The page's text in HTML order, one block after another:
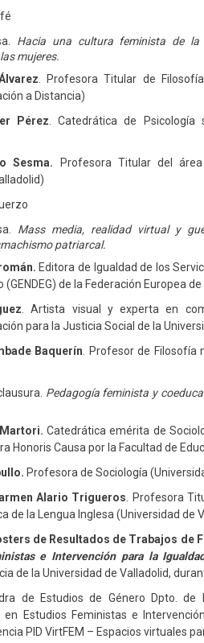
Hacia una cultura feminista de la
mujeres.
. Profesora Titular de
a Distancia)
Pérez . Catedrática de
Sesma.
Profesora Titular del
Mass media, realidad virtual y
patriarcal.
Editora de Igualdad de los
(GENDEG) de la Federación Europea
. Artista visual y experta en
para la Justicia Social de la
Baquerín . Profesor de
Pedagogía feminista y
Martori.Catedrática emérita de
Honoris Causa por la Facultad de
Profesora de Sociología
Alario Trigueros . Profesora
de la Lengua Inglesa (Universidad de
de Resultados de Trabajos de
e Intervención para la
de la Universidad de Valladolid,
de Estudios de Género Dpto. de
en Estudios Feministas e
PID VirtFEM – Espacios virtuales